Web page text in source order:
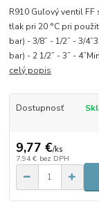
R910 Guľový ventil
tlak pri 20 °C pri
bar) - 3/8” - 1/2” - 3/
bar) - 2 1/2” - 3” -
celý popis
Dostupnosť
9,77 €/ks
7,94 € bez DPH